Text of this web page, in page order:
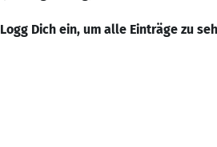
Logg Dich ein, um alle Einträge zu